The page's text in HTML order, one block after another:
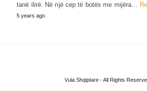
tanë ilirë. Në një cep të botës me mijëra…
5 years ago
Vula Shqiptare - All Rights